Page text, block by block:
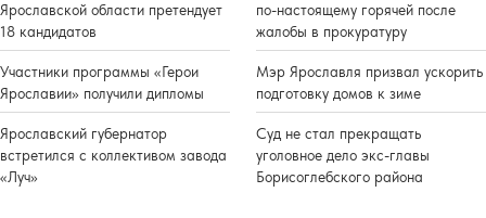
Ярославской области претендует
18 кандидатов
Участники программы «Герои
Ярославии» получили дипломы
Ярославский губернатор
встретился с коллективом завода
«Луч»
по-настоящему горячей после
жалобы в прокуратуру
Мэр Ярославля призвал ускорить
подготовку домов к зиме
Суд не стал прекращать
уголовное дело экс-главы
Борисоглебского района